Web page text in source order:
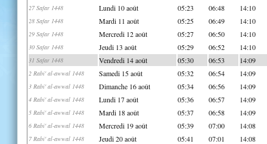
27 Safar 1448 Lundi 10 août 05:23 06:48 14:10
28 Safar 1448 Mardi 11 août 05:25 06:49 14:10
29 Safar 1448 Mercredi 12 août 05:27 06:50 14:10
30 Safar 1448 Jeudi 13 août 05:29 06:52 14:10
31 Safar 1448 Vendredi 14 août 05:30 06:53 14:09
2 Rabi' al-awwal 1448 Samedi 15 août 05:32 06:54 14:09
3 Rabi' al-awwal 1448 Dimanche 16 août 05:34 06:56 14:09
4 Rabi' al-awwal 1448 Lundi 17 août 05:36 06:57 14:09
5 Rabi' al-awwal 1448 Mardi 18 août 05:37 06:58 14:09
6 Rabi' al-awwal 1448 Mercredi 19 août 05:39 07:00 14:08
7 Rabi' al-awwal 1448 Jeudi 20 août 05:41 07:01 14:08